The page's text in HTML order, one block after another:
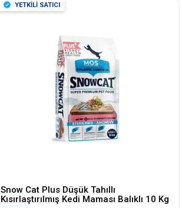
Snow Cat Plus Düşük Tahıllı
Kısırlaştırılmış Kedi Maması Balıklı 10 Kg
YETKİLİ SATICI